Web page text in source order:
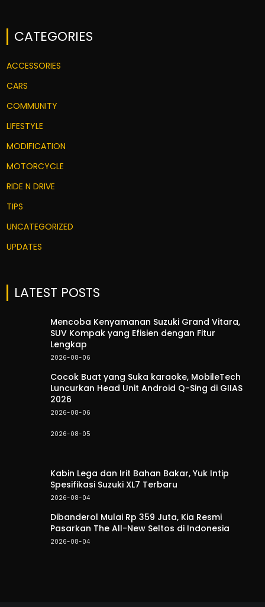
CATEGORIES
ACCESSORIES
CARS
COMMUNITY
LIFESTYLE
MODIFICATION
MOTORCYCLE
RIDE N DRIVE
TIPS
UNCATEGORIZED
UPDATES
LATEST POSTS
Mencoba Kenyamanan Suzuki Grand Vitara,
SUV Kompak yang Efisien dengan Fitur
Lengkap
2026-08-06
Cocok Buat yang Suka karaoke, MobileTech
Luncurkan Head Unit Android Q-Sing di GIIAS
2026
2026-08-06
2026-08-05
Kabin Lega dan Irit Bahan Bakar, Yuk Intip
Spesifikasi Suzuki XL7 Terbaru
2026-08-04
Dibanderol Mulai Rp 359 Juta, Kia Resmi
Pasarkan The All-New Seltos di Indonesia
2026-08-04